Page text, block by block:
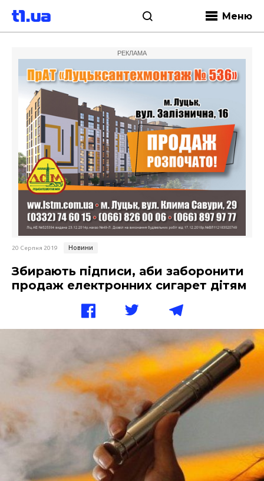
Меню
РЕКЛАМА
20 Серпня 2019 Новини
Збирають підписи, аби заборонити
продаж електронних сигарет дітям